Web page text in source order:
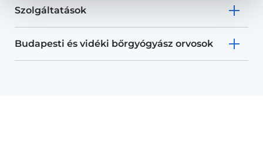
Szolgáltatások
Budapesti és vidéki bőrgyógyász orvosok